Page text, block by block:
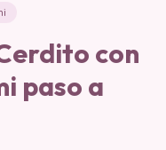
con
paso a